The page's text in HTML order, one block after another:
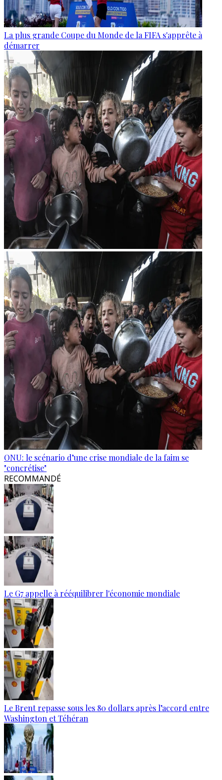
La plus grande Coupe du Monde de la FIFA s'apprête à
démarrer
ONU: le scénario d’une crise mondiale de la faim se
"concrétise"
RECOMMANDÉ
Le G7 appelle à rééquilibrer l'économie mondiale
Le Brent repasse sous les 80 dollars après l’accord entre
Washington et Téhéran